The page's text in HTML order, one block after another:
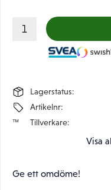
Lagerstatus
Artikelnr
Tillverkare
Visa
Ge ett omdöme!